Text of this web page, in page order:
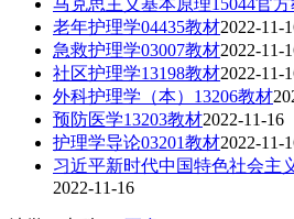
老年护理学04435教材2022-11-
急救护理学03007教材2022-11-
社区护理学13198教材2022-11-
外科护理学（本）13206教材
预防医学13203教材2022-11-16
护理学导论03201教材2022-11-
习近平新时代中国特色社会主
2022-11-16